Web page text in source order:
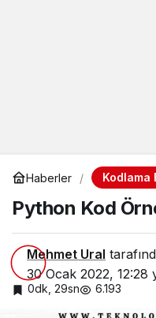
Haberler Kodlama
Python Kod
Mehmet Ural
30 Ocak 2022, 12:28
0dk, 29sn 6.193